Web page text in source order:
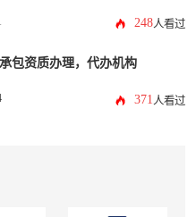
248人看过
包资质办理，代办机构
371人看过